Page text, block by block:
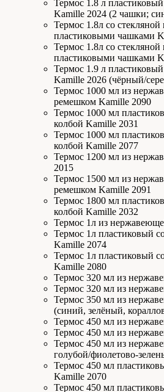
Термос 1.8 л
Kamille 2024 (2 чашки;
Термос 1.8л со
пластиковыми чашками
Термос 1.8л со стекляной
пластиковыми чашками
Термос 1.9 л
Kamille 2026 (чёрный/
Термос 1000 мл из
ремешком Kamille 2090
Термос 1000 мл
колбой Kamille 2031
Термос 1000 мл
колбой Kamille 2077
Термос 1200 мл из
2015
Термос 1500 мл из
ремешком Kamille 2091
Термос 1800 мл
колбой Kamille 2032
Термос 1л из
Термос 1л пластиковый
Kamille 2074
Термос 1л пластиковый
Kamille 2080
Термос 320 мл из
Термос 320 мл из
Термос 350 мл из
(синий, зелёный,
Термос 450 мл из
Термос 450 мл из
Термос 450 мл из
голубой/фиолетово-
Термос 450 мл
Kamille 2070
Термос 450 мл